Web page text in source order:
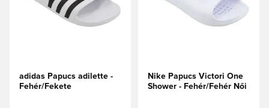
adidas Papucs adilette -
Fehér/Fekete
Nike Papucs Victori One
Shower - Fehér/Fehér Női